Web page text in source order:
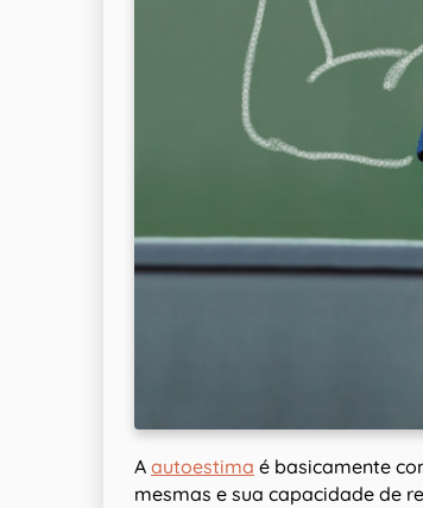
A autoestima é basicamente
mesmas e sua capacidade de